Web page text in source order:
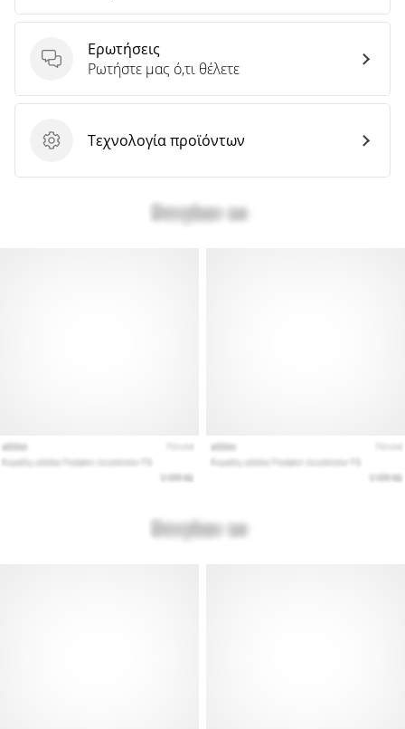
Ερωτήσεις
Ερωτήσεις
Ρωτήστε μας ό,τι θέλετε
Τεχνολογία προϊόντων
Τεχνολογία προϊόντων